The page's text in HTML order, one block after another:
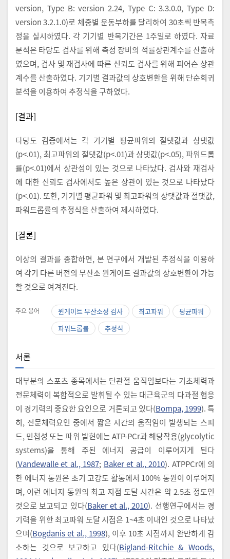
version, Type B: version 2.24, Type C: 3.3.0.0, Type D:
version 3.2.1.0)로 체중별 운동부하를 달리하여 30초씩 반복측
정을 실시하였다. 각 기기별 반복기간은 1주일로 하였다. 자료
분석은 타당도 검사를 위해 측정 장비의 적률상관계수를 산출하
였으며, 검사 및 재검사에 따른 신뢰도 검사를 위해 피어슨 상관
계수를 산출하였다. 기기별 결과값의 상호변환을 위해 단순회귀
분석을 이용하여 추정식을 구하였다.
[결과]
타당도 검증에서는 각 기기별 평균파워의 절댓값과 상댓값
(p<.01), 최고파워의 절댓값(p<.01)과 상댓값(p<.05), 파워드롭
률(p<.01)에서 상관성이 있는 것으로 나타났다. 검사와 재검사
에 대한 신뢰도 검사에서도 높은 상관이 있는 것으로 나타났다
(p<.01). 또한, 기기별 평균파워 및 최고파워의 상댓값과 절댓값,
파워드롭률의 추정식을 산출하여 제시하였다.
[결론]
이상의 결과를 종합하면, 본 연구에서 개발된 추정식을 이용하
여 각기 다른 버전의 무산소 윈게이트 결과값의 상호변환이 가능
할 것으로 여겨진다.
주요 용어 윈게이트 무산소성 검사 최고파워
평균파워
파워드롭률
추정식
서론
대부분의 스포츠 종목에서는 단관절 움직임보다는 기초체력과
전문체력이 복합적으로 발휘될 수 있는 대근육군의 다과절 협응
이 경기력의 중요한 요인으로 거론되고 있다(Bompa, 1999). 특
히, 전문체력요인 중에서 짧은 시간의 움직임이 발생되는 스피
드, 민첩성 또는 파워 발현에는 ATP-PCr과 해당작용(glycolytic
systems)을 통해 주된 에너지 공급이 이루어지게 된다
(Vandewalle et al., 1987; Baker et al., 2010). ATPPCr에 의
한 에너지 동원은 초기 고강도 활동에서 100% 동원이 이루어지
며, 이런 에너지 동원의 최고 지점 도달 시간은 약 2.5초 정도인
것으로 보고되고 있다(Baker et al., 2010). 선행연구에서는 경
기력을 위한 최고파워 도달 시점은 1~4초 이내인 것으로 나타났
으며(Bogdanis et al., 1998), 이후 10초 지점까지 완만하게 감
소하는 것으로 보고하고 있다(Bigland-Ritchie & Woods,